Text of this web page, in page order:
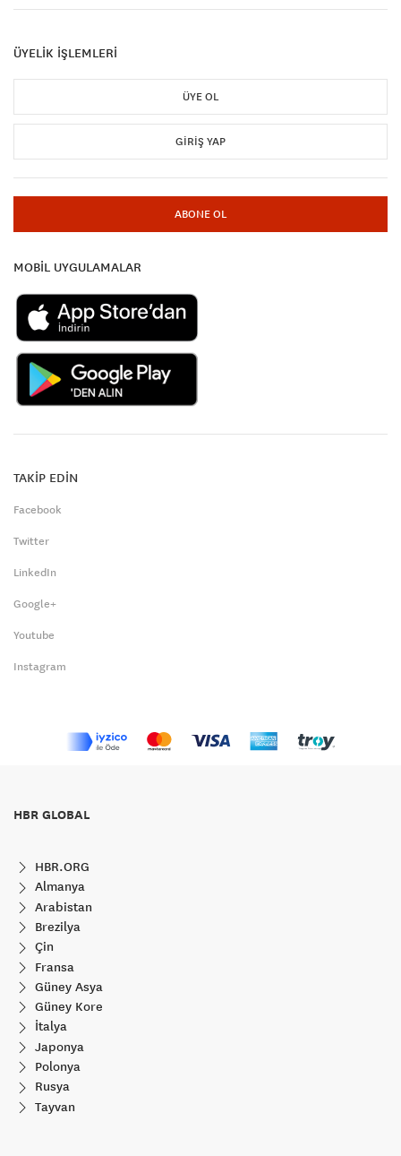
ÜYELİK İŞLEMLERİ
ÜYE OL
GIRIŞ YAP
ABONE OL
MOBİL UYGULAMALAR
TAKİP EDİN
Facebook
Twitter
LinkedIn
Google+
Youtube
Instagram
HBR GLOBAL
HBR.ORG
Almanya
Arabistan
Brezilya
Çin
Fransa
Güney Asya
Güney Kore
İtalya
Japonya
Polonya
Rusya
Tayvan